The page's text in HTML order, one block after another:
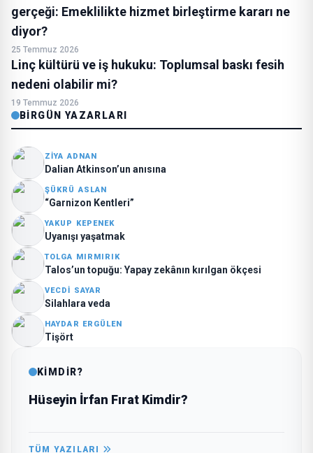
gerçeği: Emeklilikte hizmet birleştirme kararı ne
diyor?
25 Temmuz 2026
Linç kültürü ve iş hukuku: Toplumsal baskı fesih
nedeni olabilir mi?
19 Temmuz 2026
BIRGÜN YAZARLARI
ZIYA ADNAN
Dalian Atkinson’un anısına
ŞÜKRÜ ASLAN
“Garnizon Kentleri”
YAKUP KEPENEK
Uyanışı yaşatmak
TOLGA MIRMIRIK
Talos’un topuğu: Yapay zekânın kırılgan ökçesi
VECDI SAYAR
Silahlara veda
HAYDAR ERGÜLEN
Tişört
KİMDİR?
Hüseyin İrfan Fırat Kimdir?
TÜM YAZILARI